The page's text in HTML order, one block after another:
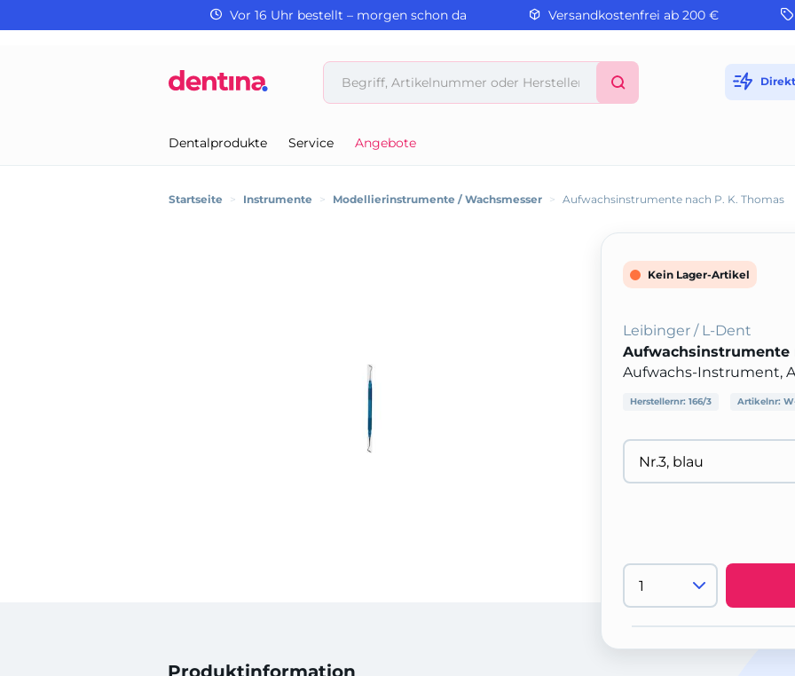
Vor 16 Uhr bestellt – morgen schon da Versandkostenfrei ab 200 €
Dentalprodukte Service Angebote
Startseite > Instrumente > Modellierinstrumente / Wachsmesser > Aufwachsinstrumente nach P. K. Thomas
Produktinformation
Kein Lager-Artikel
Leibinger / L-Dent
Aufwachsinstrumente
Aufwachs-Instrument,
Herstellernr: 166/3 Artikelnr: